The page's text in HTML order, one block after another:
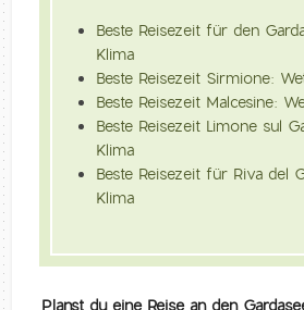
Beste Reisezeit für den
Klima
Beste Reisezeit Sirmione:
Beste Reisezeit Malcesine:
Beste Reisezeit Limone sul
Klima
Beste Reisezeit für Riva del
Klima
Planst du eine Reise an den